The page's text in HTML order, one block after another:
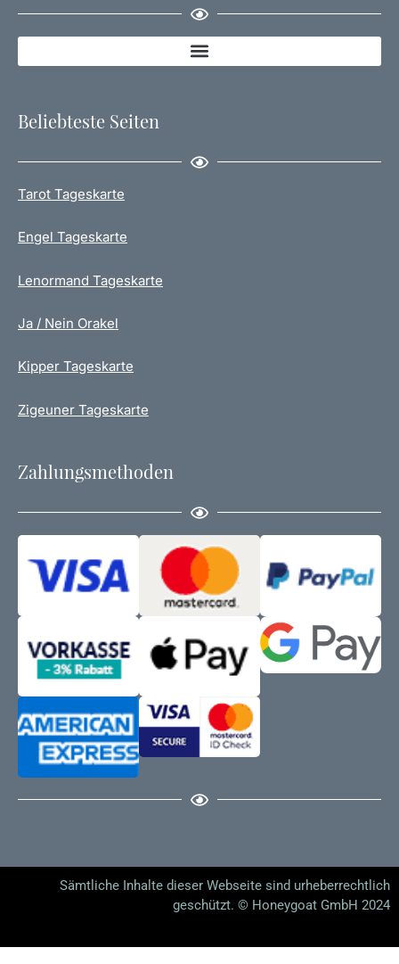
Beliebteste Seiten
Tarot Tageskarte
Engel Tageskarte
Lenormand Tageskarte
Ja / Nein Orakel
Kipper Tageskarte
Zigeuner Tageskarte
Zahlungsmethoden
Sämtliche Inhalte dieser Webseite sind urheberrechtlich
geschützt. © Honeygoat GmbH 2024